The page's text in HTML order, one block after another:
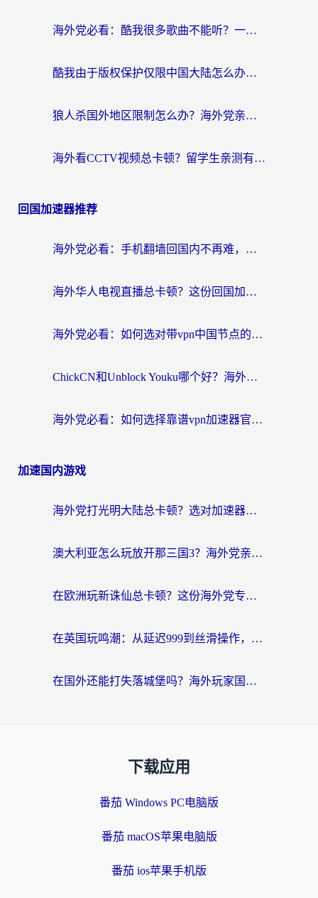
海外党必看：酷我很多歌曲不能听？一招解决优酷版权限制+B站地域问题！
酷我由于版权保护仅限中国大陆怎么办？海外党亲测有效的解锁指南
狼人杀国外地区限制怎么办？海外党亲测有效的全场景回国加速指南
海外看CCTV视频总卡顿？留学生亲测有效的回国加速器选择指南
回国加速器推荐
海外党必看：手机翻墙回国内不再难，一篇搞定无缝访问国内资源指南
海外华人电视直播总卡顿？这份回国加速器选择指南帮你无缝看国内资源
海外党必看：如何选对带vpn中国节点的加速器？无缝访问国内资源全攻略
ChickCN和Unblock Youku哪个好？海外党亲测4款热门回国加速器，附避坑指南
海外党必看：如何选择靠谱vpn加速器官网？轻松解决国内APP地区限制
加速国内游戏
海外党打光明大陆总卡顿？选对加速器才是关键！（附亲测好用的推荐）
澳大利亚怎么玩放开那三国3？海外党亲测有效的国服游戏加速指南
在欧洲玩新诛仙总卡顿？这份海外党专属加速器指南帮你解决延迟难题
在英国玩鸣潮：从延迟999到丝滑操作，我是怎么做到的？
在国外还能打失落城堡吗？海外玩家国服游戏加速终极指南（附北美玩online加速器下载技巧）
下载应用
番茄 Windows PC电脑版
番茄 macOS苹果电脑版
番茄 ios苹果手机版